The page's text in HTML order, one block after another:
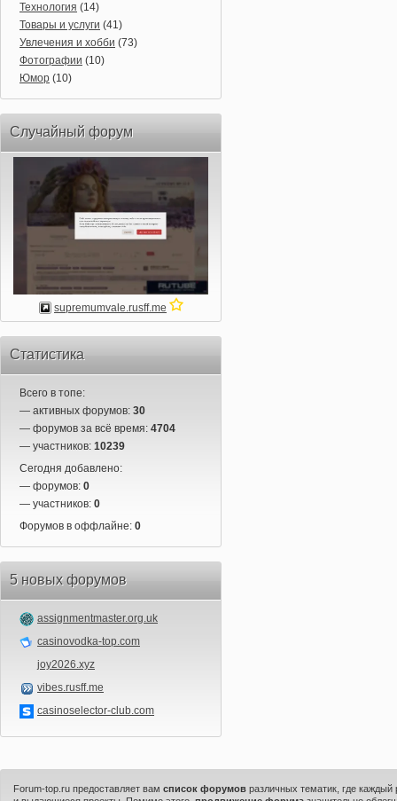
Технология (14)
Товары и услуги (41)
Увлечения и хобби (73)
Фотографии (10)
Юмор (10)
Случайный форум
supremumvale.rusff.me
Статистика
Всего в топе:
— активных форумов: 30
— форумов за всё время: 4704
— участников: 10239
Сегодня добавлено:
— форумов: 0
— участников: 0
Форумов в оффлайне: 0
5 новых форумов
assignmentmaster.org.uk
casinovodka-top.com
joy2026.xyz
vibes.rusff.me
casinoselector-club.com
Forum-top.ru предоставляет вамсписок форумов различных тематик, где